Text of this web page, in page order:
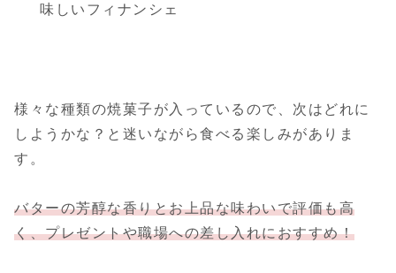
味しいフィナンシェ
様々な種類の焼菓子が入っているので、次はどれに
しようかな？と迷いながら食べる楽しみがありま
す。
バターの芳醇な香りとお上品な味わいで評価も高
く、プレゼントや職場への差し入れにおすすめ！